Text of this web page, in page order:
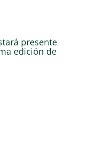
presente
edición de